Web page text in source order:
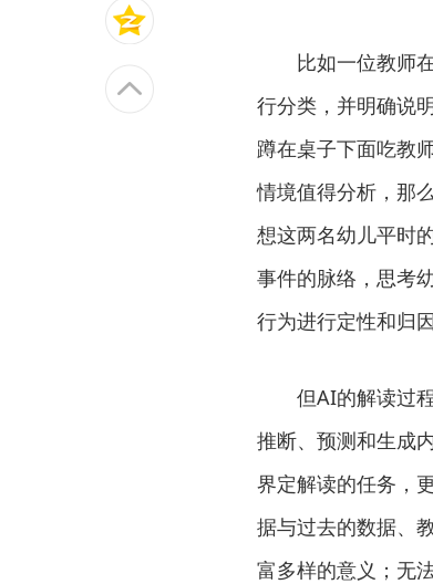
比如一位教师在
行分类，并明确说
蹲在桌子下面吃教
情境值得分析，那
想这两名幼儿平时
事件的脉络，思考
行为进行定性和归
但AI的解读过程
推断、预测和生成
界定解读的任务，
据与过去的数据、
富多样的意义；无